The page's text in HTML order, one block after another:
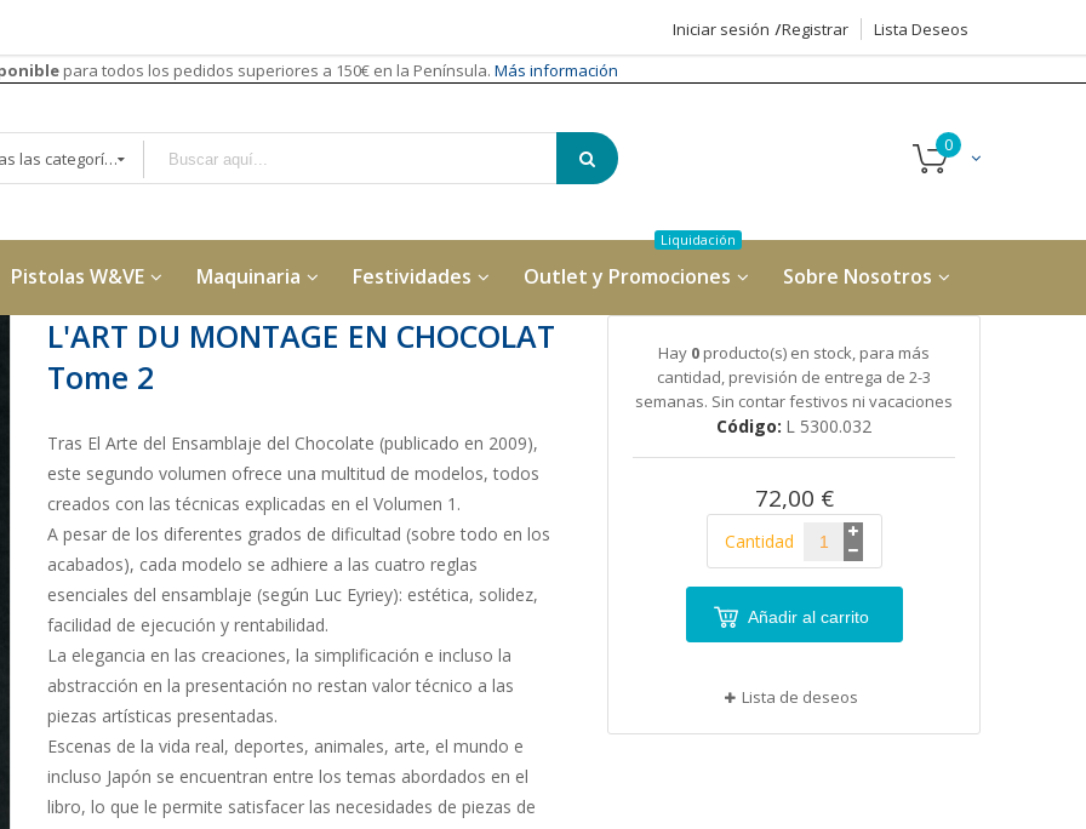
Iniciar sesión Registrar
Lista Deseos
para todos los pedidos superiores a 150€ en la Península. Más información
Todas las categorías
Pistolas W&VE Maquinaria Festividades Outlet y Promociones Sobre Nosotros
Hay 0 producto(s) en stock, para más
cantidad, previsión de entrega de 2-3
semanas. Sin contar festivos ni vacaciones
Código L 5300.032
72,00 €
Cantidad
Añadir al carrito
Lista de deseos
L'ART DU MONTAGE EN CHOCOLAT
Tome 2
Tras El Arte del Ensamblaje del Chocolate (publicado en 2009),
este segundo volumen ofrece una multitud de modelos, todos
creados con las técnicas explicadas en el Volumen 1.
A pesar de los diferentes grados de dificultad (sobre todo en los
acabados), cada modelo se adhiere a las cuatro reglas
esenciales del ensamblaje (según Luc Eyriey): estética, solidez,
facilidad de ejecución y rentabilidad.
La elegancia en las creaciones, la simplificación e incluso la
abstracción en la presentación no restan valor técnico a las
piezas artísticas presentadas.
Escenas de la vida real, deportes, animales, arte, el mundo e
incluso Japón se encuentran entre los temas abordados en el
libro, lo que le permite satisfacer las necesidades de piezas de